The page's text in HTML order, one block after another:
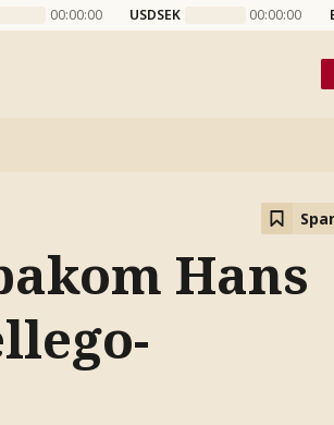
00:00:00 USDSEK 00:00:00
Hans